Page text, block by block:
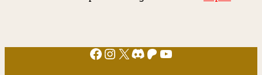
Facebook
Instagram
X Discord
Patreon
YouTube